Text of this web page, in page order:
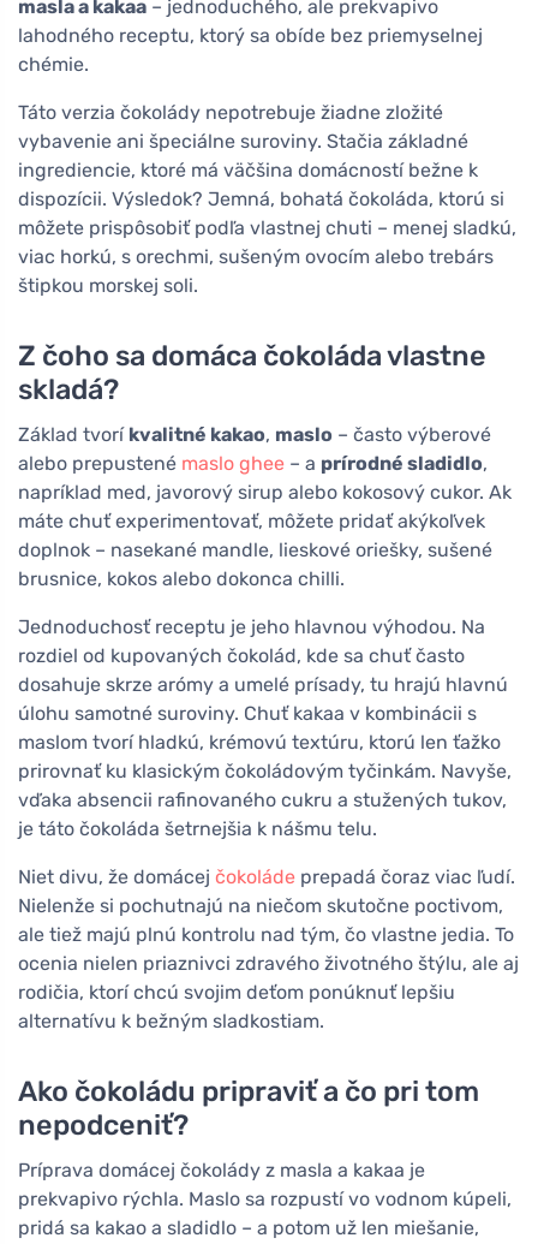
masla a kakaa – jednoduchého, ale prekvapivo
lahodného receptu, ktorý sa obíde bez priemyselnej
chémie.
Táto verzia čokolády nepotrebuje žiadne zložité
vybavenie ani špeciálne suroviny. Stačia základné
ingrediencie, ktoré má väčšina domácností bežne k
dispozícii. Výsledok? Jemná, bohatá čokoláda, ktorú si
môžete prispôsobiť podľa vlastnej chuti – menej sladkú,
viac horkú, s orechmi, sušeným ovocím alebo trebárs
štipkou morskej soli.
Z čoho sa domáca čokoláda vlastne
skladá?
Základ tvorí kvalitné kakao, maslo – často výberové
alebo prepustené maslo ghee – a prírodné sladidlo,
napríklad med, javorový sirup alebo kokosový cukor. Ak
máte chuť experimentovať, môžete pridať akýkoľvek
doplnok – nasekané mandle, lieskové oriešky, sušené
brusnice, kokos alebo dokonca chilli.
Jednoduchosť receptu je jeho hlavnou výhodou. Na
rozdiel od kupovaných čokolád, kde sa chuť často
dosahuje skrze arómy a umelé prísady, tu hrajú hlavnú
úlohu samotné suroviny. Chuť kakaa v kombinácii s
maslom tvorí hladkú, krémovú textúru, ktorú len ťažko
prirovnať ku klasickým čokoládovým tyčinkám. Navyše,
vďaka absencii rafinovaného cukru a stužených tukov,
je táto čokoláda šetrnejšia k nášmu telu.
Niet divu, že domácej čokoláde prepadá čoraz viac ľudí.
Nielenže si pochutnajú na niečom skutočne poctivom,
ale tiež majú plnú kontrolu nad tým, čo vlastne jedia. To
ocenia nielen priaznivci zdravého životného štýlu, ale aj
rodičia, ktorí chcú svojim deťom ponúknuť lepšiu
alternatívu k bežným sladkostiam.
Ako čokoládu pripraviť a čo pri tom
nepodceniť?
Príprava domácej čokolády z masla a kakaa je
prekvapivo rýchla. Maslo sa rozpustí vo vodnom kúpeli,
pridá sa kakao a sladidlo – a potom už len miešanie,